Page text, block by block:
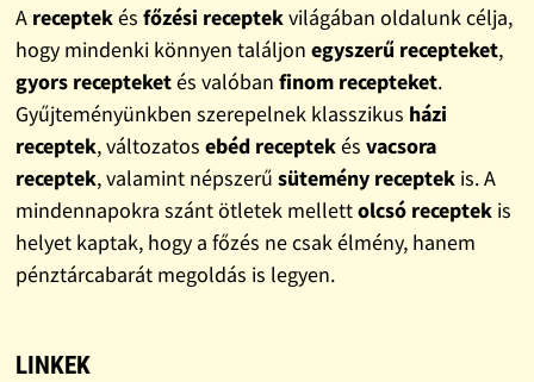
A receptekés főzési receptekvilágában oldalunk célja,
hogy mindenki könnyen találjon egyszerű recepteket,
gyors recepteketés valóban finom recepteket.
Gyűjteményünkben szerepelnek klasszikus házi
receptek, változatos ebéd receptekés vacsora
receptek, valamint népszerű sütemény receptekis. A
mindennapokra szánt ötletek mellettolcsó receptekis
helyet kaptak, hogy a főzés ne csak élmény, hanem
pénztárcabarát megoldás is legyen.
LINKEK